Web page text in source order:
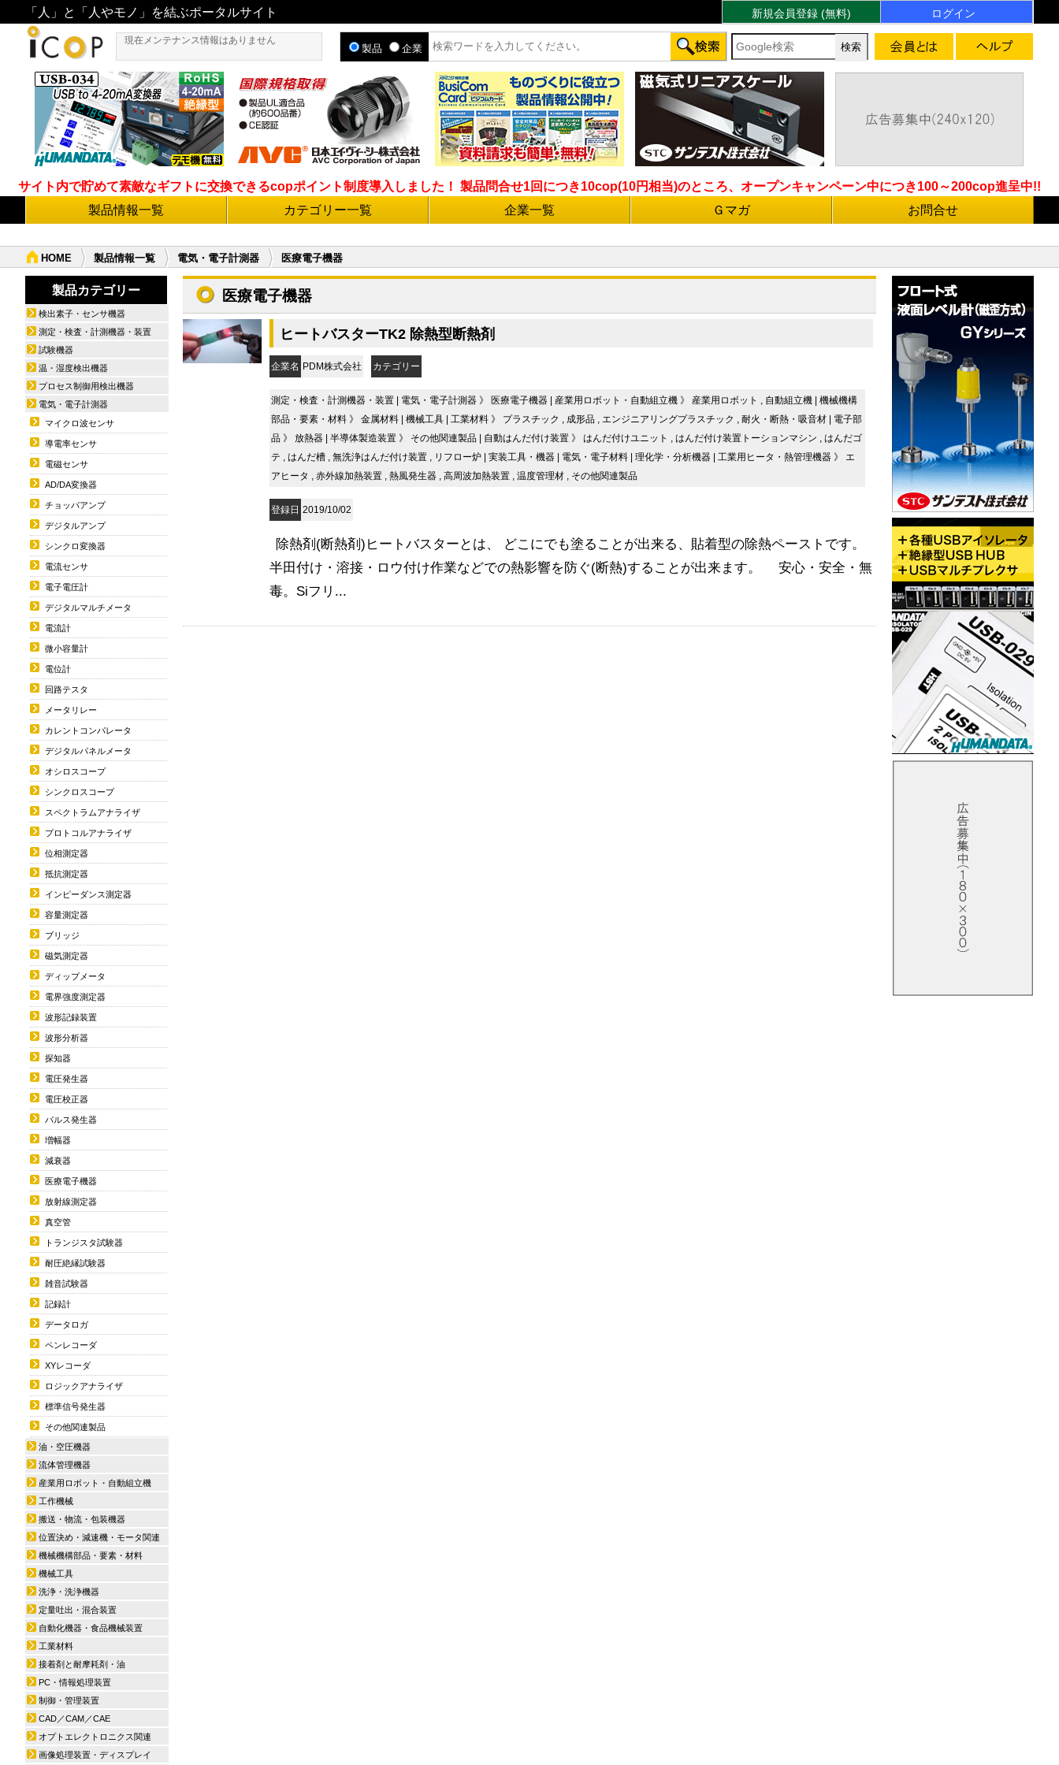
「人」と「人やモノ」を結ぶポータルサイト ログイン
新規会員登録 (無料)
現在メンテナンス情報はありません
製品 企業
サイト内で貯めて素敵なギフトに交換できるcopポイント制度導入しました！ 製品問合せ1回につき10cop(10円相当)のところ、オープンキャンペーン中につき100～200cop進呈中!!
製品情報一覧
カテゴリー一覧 企業一覧 Ｇマガ お問合せ
HOME 製品情報一覧 電気・電子計測器 医療電子機器
医療電子機器
ヒートバスターTK2 除熱型断熱剤
企業名 PDM株式会社 カテゴリー
測定・検査・計測機器・装置 | 電気・電子計測器 》 医療電子機器 | 産業用ロボット・自動組立機 》 産業用ロボット 自動組立機 | 機械機構
部品・要素・材料 》 金属材料 | 機械工具 | 工業材料 》 プラスチック 成形品 エンジニアリングプラスチック 耐火・断熱・吸音材 | 電子部
品 》 放熱器 | 半導体製造装置 》 その他関連製品 | 自動はんだ付け装置 》 はんだ付けユニット はんだ付け装置トーションマシン
はんだゴ
テ
はんだ槽 無洗浄はんだ付け装置 リフロー炉 | 実装工具・機器 | 電気・電子材料 | 理化学・分析機器 | 工業用ヒータ・熱管理機器 》 エ
アヒータ
赤外線加熱装置 熱風発生器 高周波加熱装置 温度管理材 その他関連製品
登録日 2019/10/02
除熱剤(断熱剤)ヒートバスターとは、 どこにでも塗ることが出来る、貼着型の除熱ペーストです。
半田付け・溶接・ロウ付け作業などでの熱影響を防ぐ(断熱)することが出来ます。 安心・安全・無
毒。Siフリ...
製品カテゴリー
検出素子・センサ機器
測定・検査・計測機器・装置
試験機器
温・湿度検出機器
プロセス制御用検出機器
電気・電子計測器
マイクロ波センサ
導電率センサ
電磁センサ
AD/DA変換器
チョッパアンプ
デジタルアンプ
シンクロ変換器
電流センサ
電子電圧計
デジタルマルチメータ
電流計
微小容量計
電位計
回路テスタ
メータリレー
カレントコンパレータ
デジタルパネルメータ
オシロスコープ
シンクロスコープ
スペクトラムアナライザ
プロトコルアナライザ
位相測定器
抵抗測定器
インピーダンス測定器
容量測定器
ブリッジ
磁気測定器
ディップメータ
電界強度測定器
波形記録装置
波形分析器
探知器
電圧発生器
電圧校正器
パルス発生器
増幅器
減衰器
医療電子機器
放射線測定器
真空管
トランジスタ試験器
耐圧絶縁試験器
雑音試験器
記録計
データロガ
ペンレコーダ
XYレコーダ
ロジックアナライザ
標準信号発生器
その他関連製品
油・空圧機器
流体管理機器
産業用ロボット・自動組立機
工作機械
搬送・物流・包装機器
位置決め・減速機・モータ関連
機械機構部品・要素・材料
機械工具
洗浄・洗浄機器
定量吐出・混合装置
自動化機器・食品機械装置
工業材料
接着剤と耐摩耗剤・油
PC・情報処理装置
制御・管理装置
CAD／CAM／CAE
オプトエレクトロニクス関連
画像処理装置・ディスプレイ